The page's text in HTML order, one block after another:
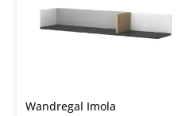
Wandregal Imola